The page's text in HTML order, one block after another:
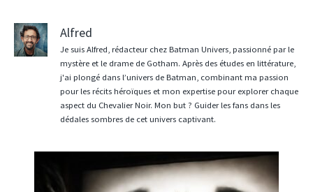
Alfred
Je suis Alfred, rédacteur chez Batman Univers, passionné par le
mystère et le drame de Gotham. Après des études en littérature,
j'ai plongé dans l’univers de Batman, combinant ma passion
pour les récits héroïques et mon expertise pour explorer chaque
aspect du Chevalier Noir. Mon but ? Guider les fans dans les
dédales sombres de cet univers captivant.